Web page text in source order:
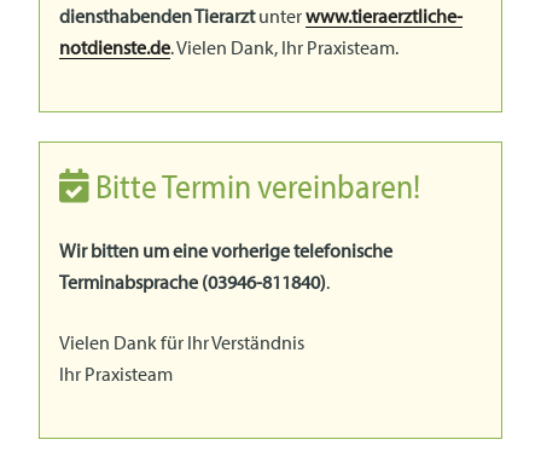
diensthabenden Tierarztunterwww.tieraerztliche-
notdienste.de. Vielen Dank, Ihr Praxisteam.
Bitte Termin vereinbaren!
Wir bitten um eine vorherige telefonische
Terminabsprache (03946-811840).
Vielen Dank für Ihr Verständnis
Ihr Praxisteam